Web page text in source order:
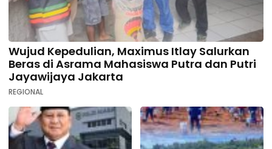
Wujud Kepedulian, Maximus Itlay Salurkan
Beras di Asrama Mahasiswa Putra dan Putri
Jayawijaya Jakarta
REGIONAL